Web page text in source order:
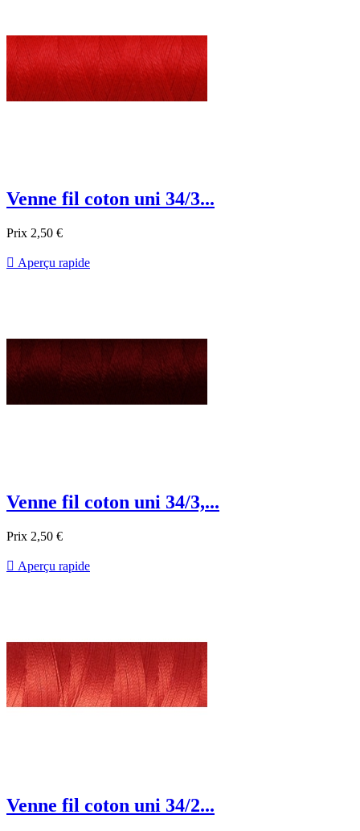
Venne fil coton uni 34/3...
Prix 2,50 €
 Aperçu rapide
Venne fil coton uni 34/3,...
Prix 2,50 €
 Aperçu rapide
Venne fil coton uni 34/2...